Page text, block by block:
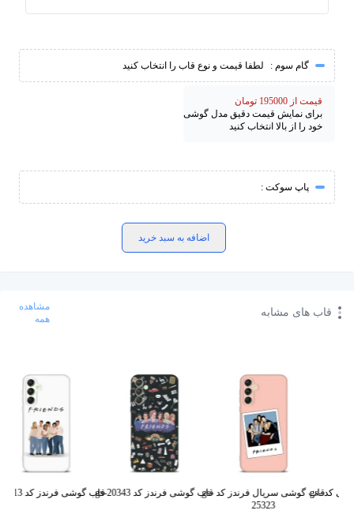
گام سوم : لطفا قیمت و نوع قاب را انتخاب کنید
قیمت از 195000 تومان
برای نمایش قیمت دقیق مدل گوشی
خود را از بالا انتخاب کنید
پاپ سوکت :
اضافه به سبد خرید
قاب های مشابه
مشاهده
همه
قاب گوشی فرندز صورتی کد gs-
قاب گوشی سریال فرندز کد gs-
25323
قاب گوشی فرندز کد gs-20343 قاب گوشی فرندز کد gs-35013